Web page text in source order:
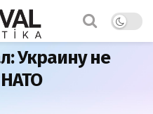
Украину не
НАТО